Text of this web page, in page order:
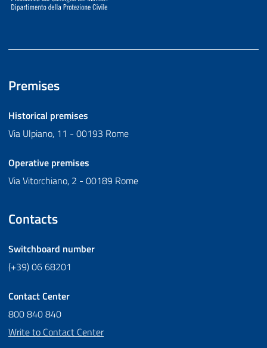
Premises
Historical premises
Via Ulpiano, 11 - 00193 Rome
Operative premises
Via Vitorchiano, 2 - 00189 Rome
Contacts
Switchboard number
(+39) 06 68201
Contact Center
800 840 840
Write to Contact Center